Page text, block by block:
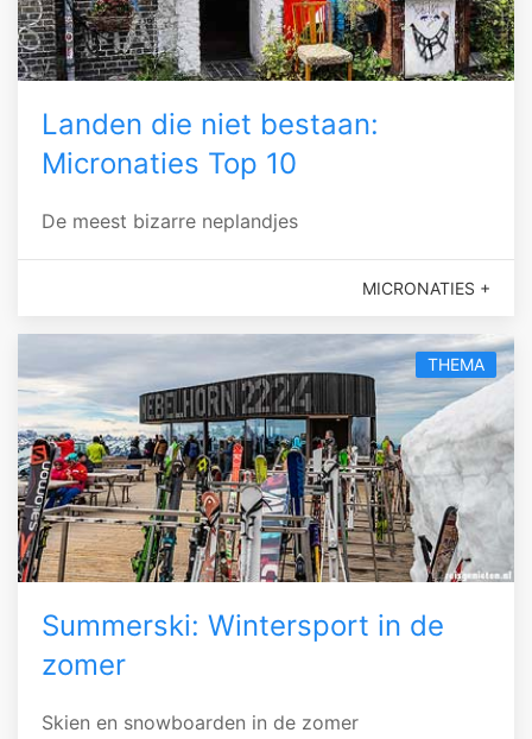
Landen die niet bestaan:
Micronaties Top 10
De meest bizarre neplandjes
MICRONATIES +
THEMA
Summerski: Wintersport in de
zomer
Skien en snowboarden in de zomer